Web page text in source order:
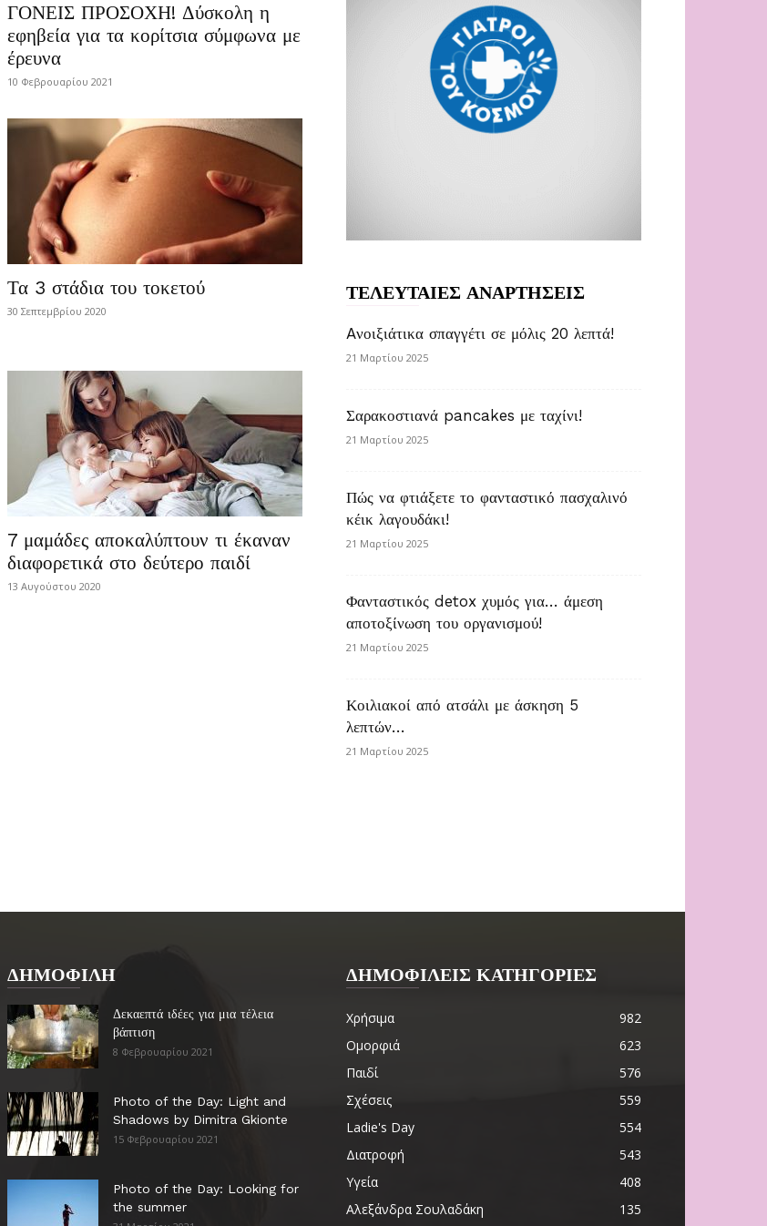
ΓΟΝΕΙΣ ΠΡΟΣΟΧΗ! Δύσκολη η
εφηβεία για τα κορίτσια σύμφωνα με
έρευνα
10 Φεβρουαρίου 2021
Τα 3 στάδια του τοκετού
30 Σεπτεμβρίου 2020
7 μαμάδες αποκαλύπτουν τι έκαναν
διαφορετικά στο δεύτερο παιδί
13 Αυγούστου 2020
ΤΕΛΕΥΤΑΙΕΣ ΑΝΑΡΤΗΣΕΙΣ
Aνοιξιάτικα σπαγγέτι σε μόλις 20 λεπτά!
21 Μαρτίου 2025
Σαρακοστιανά pancakes με ταχίνι!
21 Μαρτίου 2025
Πώς να φτιάξετε το φανταστικό πασχαλινό
κέικ λαγουδάκι!
21 Μαρτίου 2025
Φανταστικός detox χυμός για… άμεση
αποτοξίνωση του οργανισμού!
21 Μαρτίου 2025
Κοιλιακοί από ατσάλι με άσκηση 5
λεπτών…
21 Μαρτίου 2025
ΔΗΜΟΦΙΛΗ
Δεκαεπτά ιδέες για μια τέλεια
βάπτιση
8 Φεβρουαρίου 2021
Photo of the Day: Light and
Shadows by Dimitra Gkionte
15 Φεβρουαρίου 2021
Photo of the Day: Looking for
the summer
ΔΗΜΟΦΙΛΕΙΣ ΚΑΤΗΓΟΡΙΕΣ
Χρήσιμα
982
Ομορφιά
623
Παιδί
576
Σχέσεις
559
Ladie's Day
554
Διατροφή
543
Υγεία
408
Αλεξάνδρα Σουλαδάκη
135